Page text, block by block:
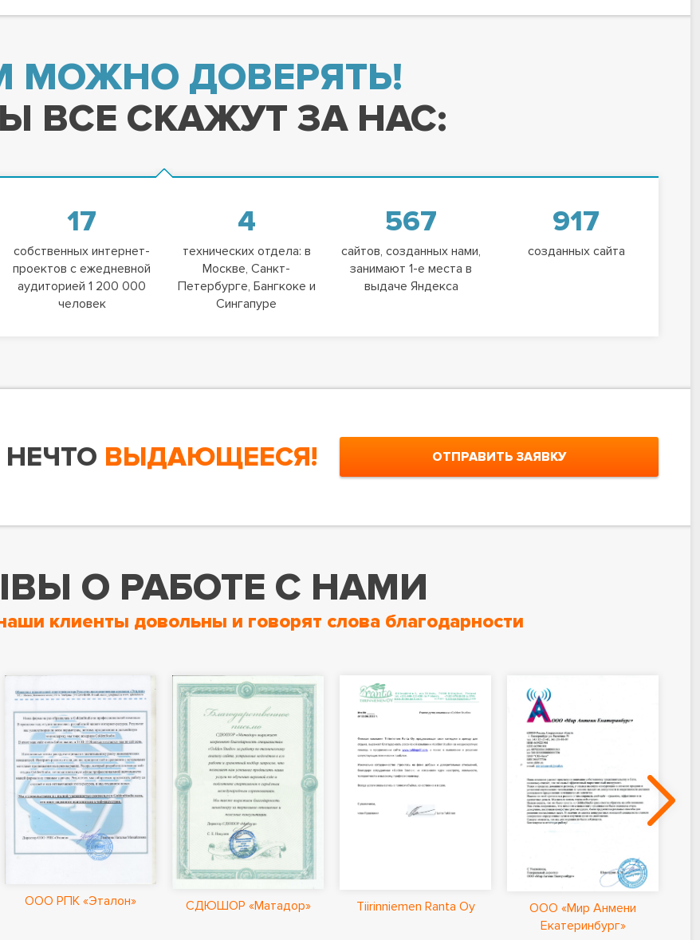
МОЖНО ДОВЕРЯТЬ!
ВСЕ СКАЖУТ ЗА НАС:
17
собственных интернет-
проектов с ежедневной
аудиторией 1 200 000
человек
4
технических отдела: в
Москве, Санкт-
Петербурге, Бангкоке и
Сингапуре
567
сайтов, созданных нами,
занимают 1-е места в
выдаче Яндекса
917
созданных сайта
ВЫДАЮЩЕЕСЯ! ОТПРАВИТЬ ЗАЯВКУ
О РАБОТЕ С НАМИ
клиенты довольны и говорят слова благодарности
ООО РПК «Эталон» СДЮШОР «Матадор» Tiirinniemen Ranta Oy
ООО «Мир Анмени
Екатеринбург»